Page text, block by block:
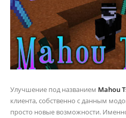
Улучшение под названием Mahou
клиента, собственно с данным
просто новые возможности.